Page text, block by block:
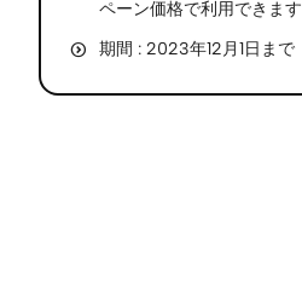
ペーン価格で利用できます
期間 : 2023年12月1日まで